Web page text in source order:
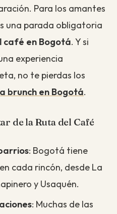
Para los amantes
una parada obligatoria
café en Bogotá. Y si
experiencia
no te pierdas los
brunch en Bogotá.
de la Ruta del Café
: Bogotá tiene
cada rincón, desde La
y Usaquén.
: Muchas de las